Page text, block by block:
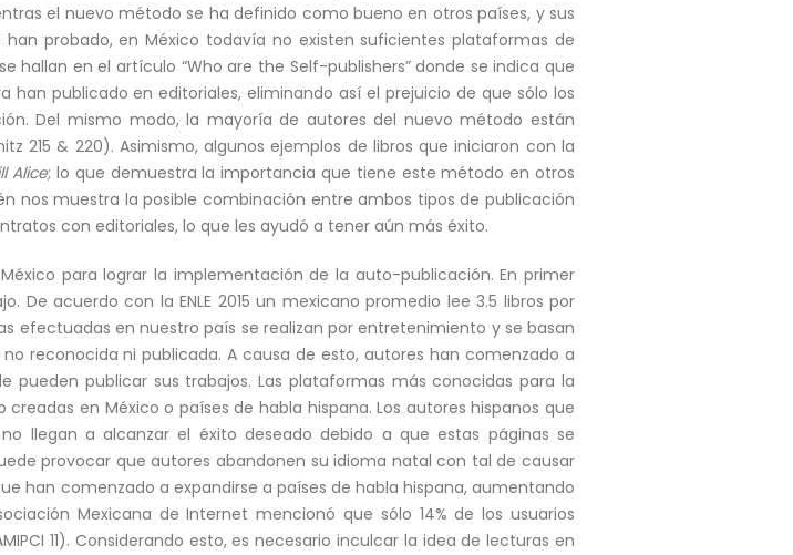
el nuevo método se ha definido como bueno en otros países, y sus
probado, en México todavía no existen suficientes plataformas de
hallan en el artículo “Who are the Self-publishers” donde se indica que
publicado en editoriales, eliminando así el prejuicio de que sólo los
Del mismo modo, la mayoría de autores del nuevo método están
215 & 220). Asimismo, algunos ejemplos de libros que iniciaron con la
Alice; lo que demuestra la importancia que tiene este método en otros
nos muestra la posible combinación entre ambos tipos de publicación
con editoriales, lo que les ayudó a tener aún más éxito.
para lograr la implementación de la auto-publicación. En primer
acuerdo con la ENLE 2015 un mexicano promedio lee 3.5 libros por
efectuadas en nuestro país se realizan por entretenimiento y se basan
reconocida ni publicada. A causa de esto, autores han comenzado a
pueden publicar sus trabajos. Las plataformas más conocidas para la
en México o países de habla hispana. Los autores hispanos que
llegan a alcanzar el éxito deseado debido a que estas páginas se
provocar que autores abandonen su idioma natal con tal de causar
han comenzado a expandirse a países de habla hispana, aumentando
Mexicana de Internet mencionó que sólo 14% de los usuarios
11). Considerando esto, es necesario inculcar la idea de lecturas en